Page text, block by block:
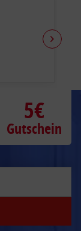
5€
Gutschein